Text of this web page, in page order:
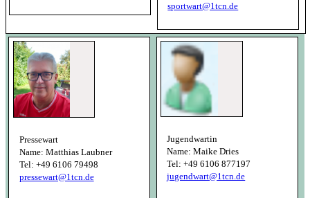
sportwart@1tcn.de
Pressewart
Name: Matthias Laubner
Tel: +49 6106 79498
pressewart@1tcn.de
Jugendwartin
Name: Maike Dries
Tel: +49 6106 877197
jugendwart@1tcn.de